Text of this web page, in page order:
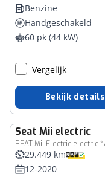
Benzine
Handgeschakeld
60 pk (44 kW)
Vergelijk
Bekijk details
Seat Mii electric
29.449 km
12-2020